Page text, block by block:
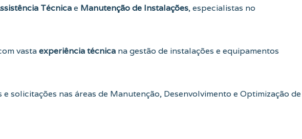
Técnicae Manutenção de Instalações, especialistas no
vastaexperiência técnica na gestão de instalações e equipamentos
solicitações nas áreas de Manutenção, Desenvolvimento e Optimização de